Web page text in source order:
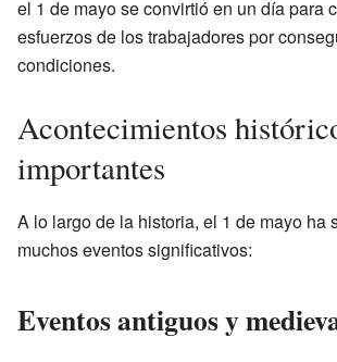
el 1 de mayo se convirtió en un día para
esfuerzos de los trabajadores por
condiciones.
Acontecimientos
importantes
A lo largo de la historia, el 1 de mayo ha
muchos eventos significativos:
Eventos antiguos y